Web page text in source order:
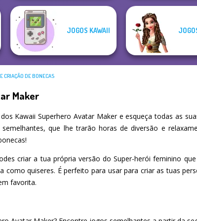
JOGOS KAWAII
CRIAÇÃO DE BONECAS
Maker
Kawaii Superhero Avatar Maker e esqueça todas as
que lhe trarão horas de diversão e
criar a tua própria versão do Super-herói feminino
como quiseres. É perfeito para usar para criar as tuas
favorita.